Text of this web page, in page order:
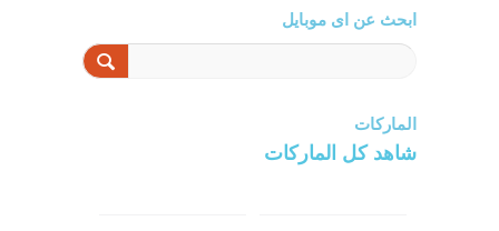
ابحث عن اى موبايل
الماركات
شاهد كل الماركات